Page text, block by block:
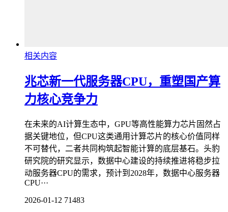
相关内容
兆芯新一代服务器CPU，重塑国产算
力核心竞争力
在未来的AI计算生态中，GPU等高性能算力芯片固然占
据关键地位，但CPU这类通用计算芯片的核心价值同样
不可替代，二者共同构筑起智能计算的底层基石。头豹
研究院的研究显示，数据中心建设的持续推进将稳步拉
动服务器CPU的需求，预计到2028年，数据中心服务器
CPU···
2026-01-12 71483